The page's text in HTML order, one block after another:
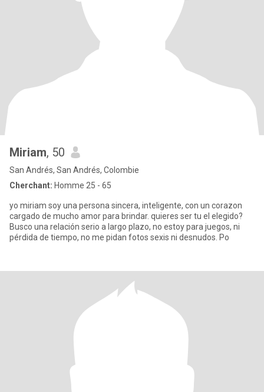
Miriam, 50
San Andrés, San Andrés, Colombie
Cherchant: Homme 25 - 65
yo miriam soy una persona sincera, inteligente, con un corazon
cargado de mucho amor para brindar. quieres ser tu el elegido?
Busco una relación serio a largo plazo, no estoy para juegos, ni
pérdida de tiempo, no me pidan fotos sexis ni desnudos. Po